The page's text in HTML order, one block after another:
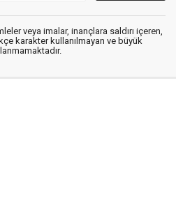
veya imalar, inançlara saldırı içeren,
karakter kullanılmayan ve büyük